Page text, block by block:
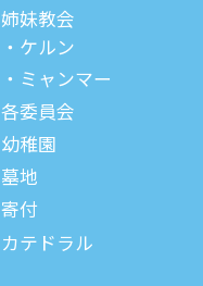
姉妹教会
ケルン
ミャンマー
各委員会
幼稚園
墓地
寄付
カテドラル